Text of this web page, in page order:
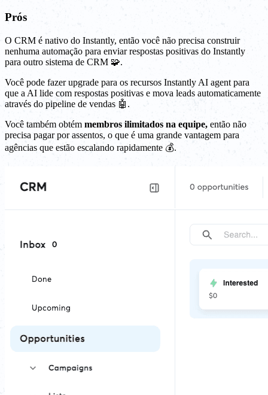
Prós
O CRM é nativo do Instantly, então você não precisa construir
nenhuma automação para enviar respostas positivas do Instantly
para outro sistema de CRM 🧩.
Você pode fazer upgrade para os recursos Instantly AI agent para
que a AI lide com respostas positivas e mova leads automaticamente
através do pipeline de vendas 🤖.
Você também obtém membros ilimitados na equipe, então não
precisa pagar por assentos, o que é uma grande vantagem para
agências que estão escalando rapidamente 💰.